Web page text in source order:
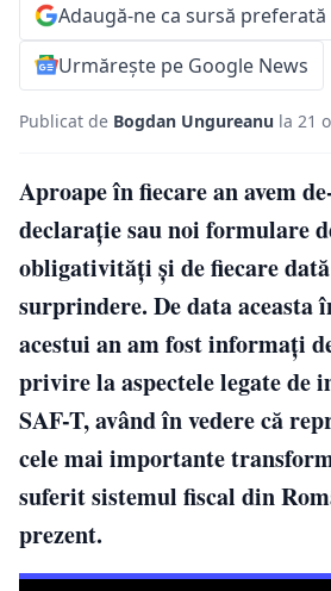
Adaugă-ne ca sursă preferată
Urmărește pe Google News
Publicat de Bogdan Ungureanu la 21
Aproape în fiecare an avem
declarație sau noi formulare
obligativități și de fiecare
surprindere. De data aceasta
acestui an am fost informați
privire la aspectele legate de
SAF-T, având în vedere că
cele mai importante
suferit sistemul fiscal din
prezent.